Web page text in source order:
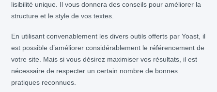
lisibilité unique. Il vous donnera des conseils pour améliorer la
structure et le style de vos textes.
En utilisant convenablement les divers outils offerts par Yoast, il
est possible d’améliorer considérablement le référencement de
votre site. Mais si vous désirez maximiser vos résultats, il est
nécessaire de respecter un certain nombre de bonnes
pratiques reconnues.